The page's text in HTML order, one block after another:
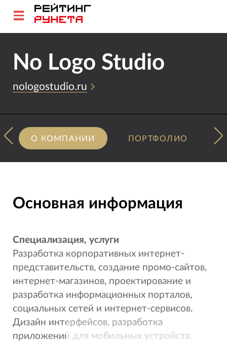
No Logo Studio
nologostudio.ru
О КОМПАНИИ ПОРТФОЛИО
Основная информация
Специализация, услуги
Разработка корпоративных интернет-
представительств, создание промо-сайтов,
интернет-магазинов, проектирование и
разработка информационных порталов,
социальных сетей и интернет-сервисов.
Дизайн интерфейсов, разработка
приложений для мобильных устройств.